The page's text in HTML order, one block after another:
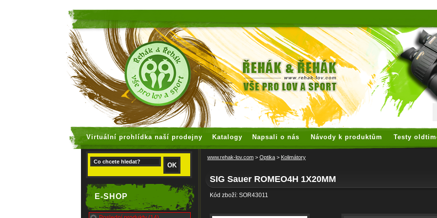
Virtuální prohlídka naší prodejny Katalogy Napsali o nás Návody k produktům Testy
E-SHOP
www.rehak-lov.com > Optika > Kolimátory
SIG Sauer ROMEO4H 1X20MM
Kód zboží: SOR43011